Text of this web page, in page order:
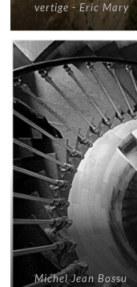
vertige - Eric Mary
Michel Jean Bossu